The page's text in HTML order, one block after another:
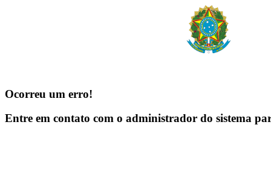
Ocorreu um erro!
Entre em contato com o administrador do sistema